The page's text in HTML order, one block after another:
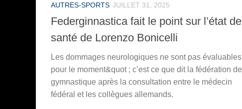
AUTRES-SPORTS JUILLET 31, 2025
Federginnastica fait le point sur l’état de
santé de Lorenzo Bonicelli
Les dommages neurologiques ne sont pas évaluables
pour le moment&quot ; c’est ce que dit la fédération de
gymnastique après la consultation entre le médecin
fédéral et les collègues allemands.